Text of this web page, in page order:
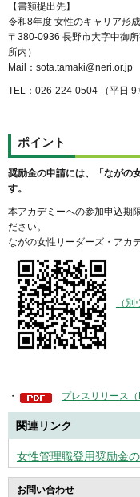
【書類提出先】
令和8年度 女性のキャリア形
〒380-0936 長野市大字中御
所内）
Mail：sota.tamaki@neri.or.jp
TEL：026-224-0504 （平日
ポイント
奨励金の申請には、「ながの
す。
本アカデミーへの参加申込期
ださい。
ながの女性リーダーズ・アカ
（
・ プレスリリース（
関連リンク
女性管理職登用奨励金
お問い合わせ